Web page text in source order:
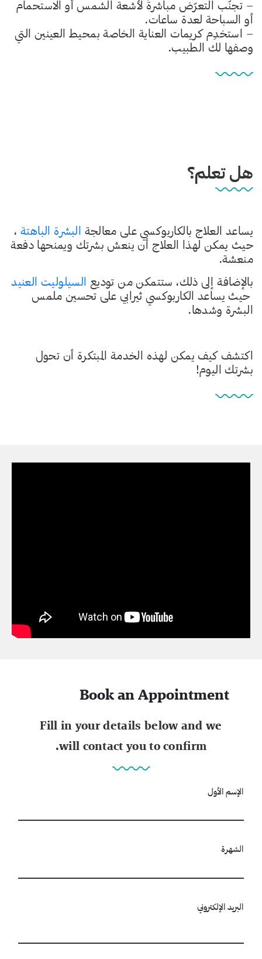
– تجنّب التعرّض مباشرةً لأشعة الشمس أو الاستحمام
أو السباحة لعدة ساعات.
– استخدِم كريمات العناية الخاصة بمحيط العينين التي
وصفها لك الطبيب.
هل تعلم؟
يساعد العلاج بالكاربوكسي على معالجة البشرة الباهتة ،
حيث يمكن لهذا العلاج أن ينعش بشرتك ويمنحها دفعة
منعشة.
بالإضافة إلى ذلك، ستتمكن من توديع السيلوليت العنيد
حيث يساعد الكاربوكسي ثيرابي على تحسين ملمس
البشرة وشدها.
اكتشف كيف يمكن لهذه الخدمة المبتكرة أن تحول
بشرتك اليوم!
Book an Appointment
Fill in your details below and we
will contact you to confirm.
الإسم الأول
الشهرة
البريد الإلكتروني